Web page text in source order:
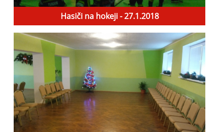
Hasiči na hokeji - 27.1.2018